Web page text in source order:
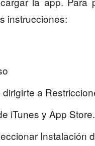
instrucciones:
a
iTunes y App Store.
Instalación